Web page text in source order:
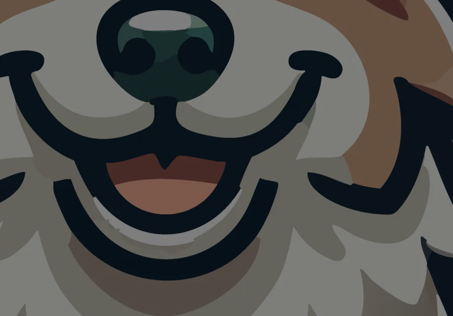
Visualisierung · KI
In App speichern
Lindach
Lindach